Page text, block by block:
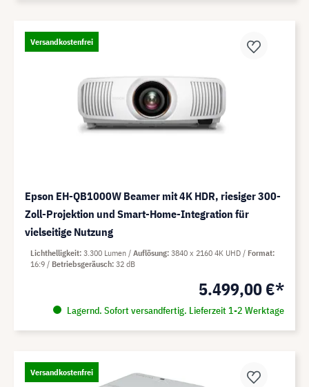
Versandkostenfrei
Epson EH-QB1000W Beamer mit 4K HDR, riesiger 300-
Zoll-Projektion und Smart-Home-Integration für
vielseitige Nutzung
5.499,00 €*
Lagernd. Sofort versandfertig. Lieferzeit 1-2 Werktage
Lichthelligkeit 3.300 Lumen Auflösung 3840 x 2160 4K UHD
Format
16:9
Betriebsgeräusch 32 dB
Versandkostenfrei